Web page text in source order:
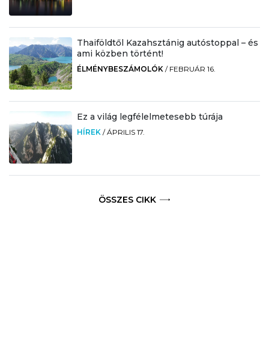
Thaiföldtől Kazahsztánig autóstoppal – és
ami közben történt!
ÉLMÉNYBESZÁMOLÓK / FEBRUÁR 16.
Ez a világ legfélelmetesebb túrája
HÍREK /ÁPRILIS 17.
ÖSSZES CIKK